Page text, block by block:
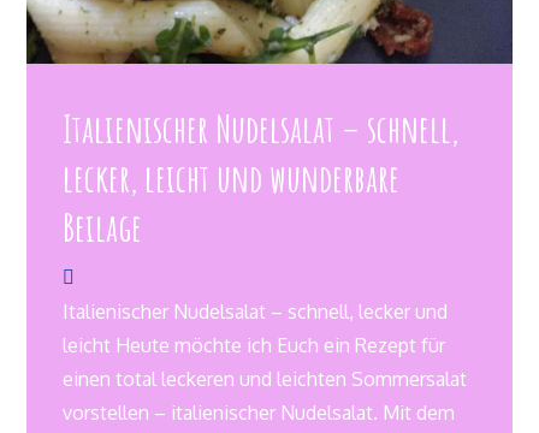
Italienischer Nudelsalat – schnell,
lecker, leicht und wunderbare
Beilage
Italienischer Nudelsalat – schnell, lecker und
leicht Heute möchte ich Euch ein Rezept für
einen total leckeren und leichten Sommersalat
vorstellen – italienischer Nudelsalat. Mit dem